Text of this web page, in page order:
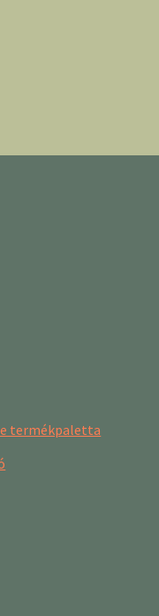
termékpaletta